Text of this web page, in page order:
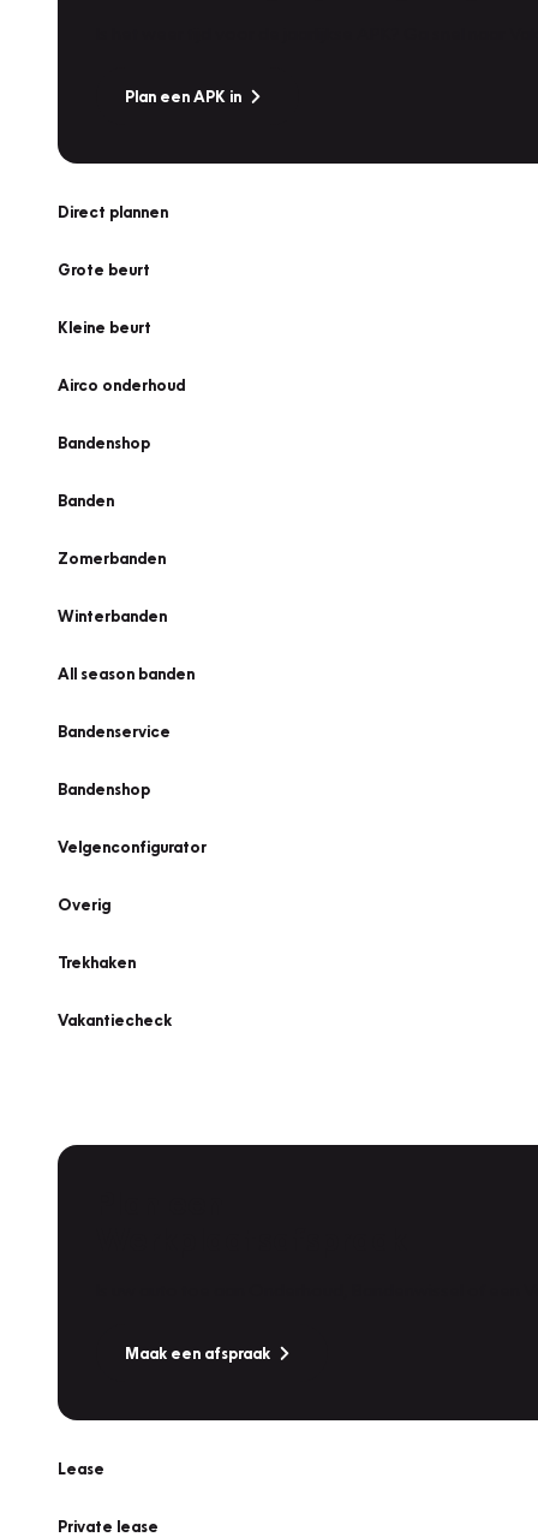
Plan een APK in
Direct plannen
Grote beurt
Kleine beurt
Airco onderhoud
Bandenshop
Banden
Zomerbanden
Winterbanden
All season banden
Bandenservice
Bandenshop
Velgenconfigurator
Overig
Trekhaken
Vakantiecheck
Maak een afspraak
Lease
Private lease